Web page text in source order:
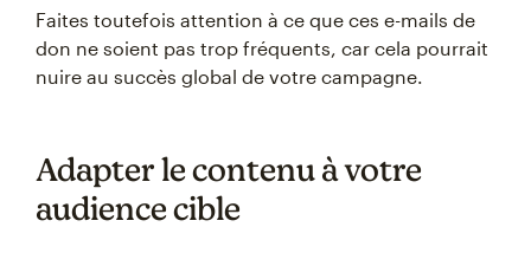
Faites toutefois attention à ce que ces e-mails de
don ne soient pas trop fréquents, car cela pourrait
nuire au succès global de votre campagne.
Adapter le contenu à votre
audience cible